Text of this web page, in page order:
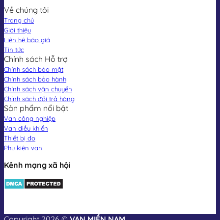
Về chúng tôi
Trang chủ
Giới thiệu
Liên hệ báo giá
Tin tức
Chính sách Hỗ trợ
Chính sách bảo mật
Chính sách bảo hành
Chính sách vận chuyển
Chính sách đổi trả hàng
Sản phẩm nổi bật
Van công nghiệp
Van điều khiển
Thiết bị đo
Phụ kiện van
Kênh mạng xã hội